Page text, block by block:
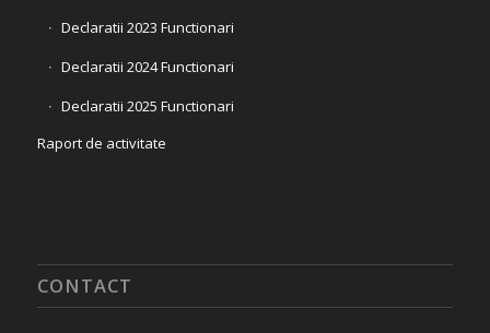
Declaratii 2023 Functionari
Declaratii 2024 Functionari
Declaratii 2025 Functionari
Raport de activitate
CONTACT